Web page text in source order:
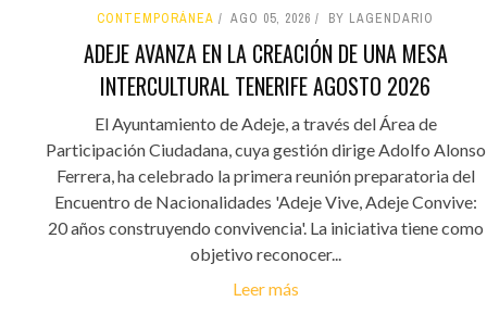
CONTEMPORÁNEA AGO 05, 2026 BY LAGENDARIO
ADEJE AVANZA EN LA CREACIÓN DE UNA MESA
INTERCULTURAL TENERIFE AGOSTO 2026
El Ayuntamiento de Adeje, a través del Área de
Participación Ciudadana, cuya gestión dirige Adolfo Alonso
Ferrera, ha celebrado la primera reunión preparatoria del
Encuentro de Nacionalidades 'Adeje Vive, Adeje Convive:
20 años construyendo convivencia'. La iniciativa tiene como
objetivo reconocer...
Leer más